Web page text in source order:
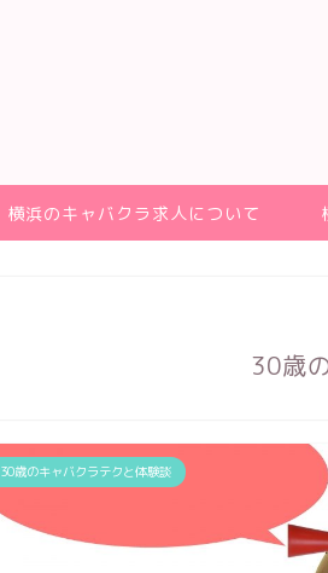
横浜のキャバクラ求人について
30歳
30歳のキャバクラテクと体験談